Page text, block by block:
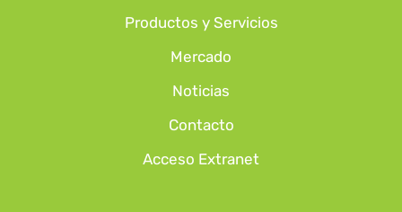
Productos y Servicios
Mercado
Noticias
Contacto
Acceso Extranet